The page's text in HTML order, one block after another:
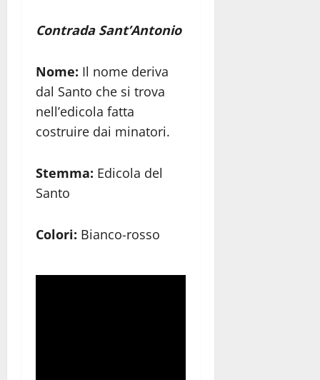
Contrada Sant’Antonio
Nome: Il nome deriva
dal Santo che si trova
nell’edicola fatta
costruire dai minatori.
Stemma: Edicola del
Santo
Colori: Bianco-rosso